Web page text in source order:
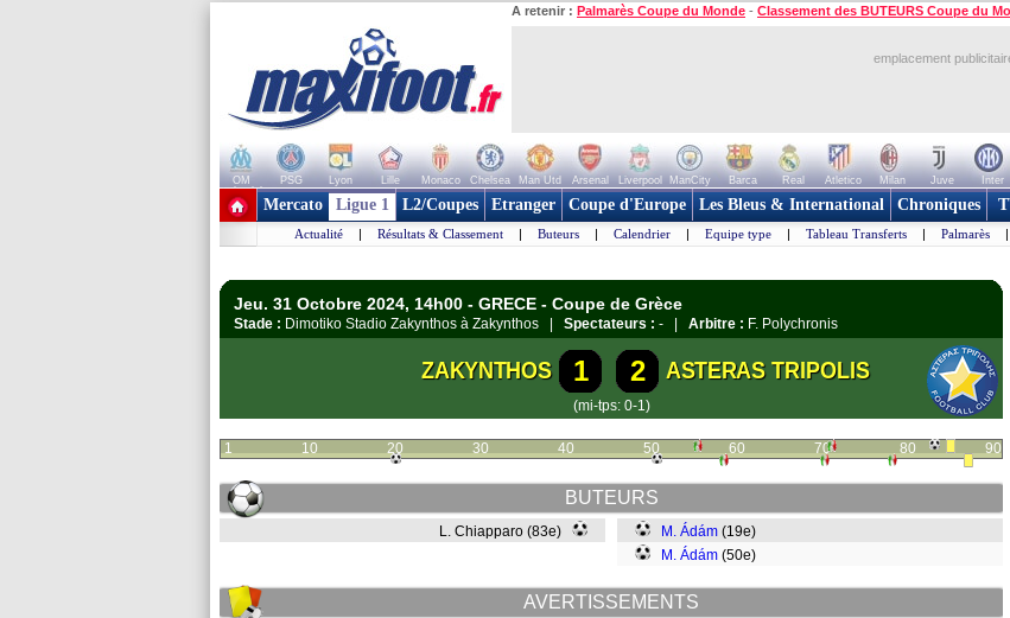
A retenir : Palmarès Coupe du Monde - Classement des BUTEURS Coupe du
emplacement
OM PSG Lyon Lille Monaco Chelsea Man Utd Arsenal Liverpool ManCity Barca Real Atletico Milan Juve Inter
+ de clubs
Mercato Ligue 1 L2/Coupes Etranger Coupe d'Europe Les Bleus & International Chroniques
Actualité | Résultats & Classement | Buteurs | Calendrier | Equipe type | Tableau Transferts | Palmarès |
Jeu. 31 Octobre 2024, 14h00 - GRECE - Coupe de Grèce
Stade : Dimotiko Stadio Zakynthos à Zakynthos | Spectateurs : - | Arbitre : F. Polychronis
ZAKYNTHOS 1 2 ASTERAS TRIPOLIS
(mi-tps: 0-1)
1 10 20 30 40 50 60 70 80 90
BUTEURS
L. Chiapparo (83e) M. Ádám (19e)
M. Ádám (50e)
AVERTISSEMENTS